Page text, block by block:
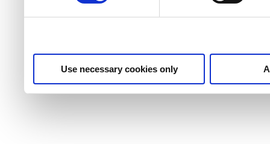
Use necessary cookies only